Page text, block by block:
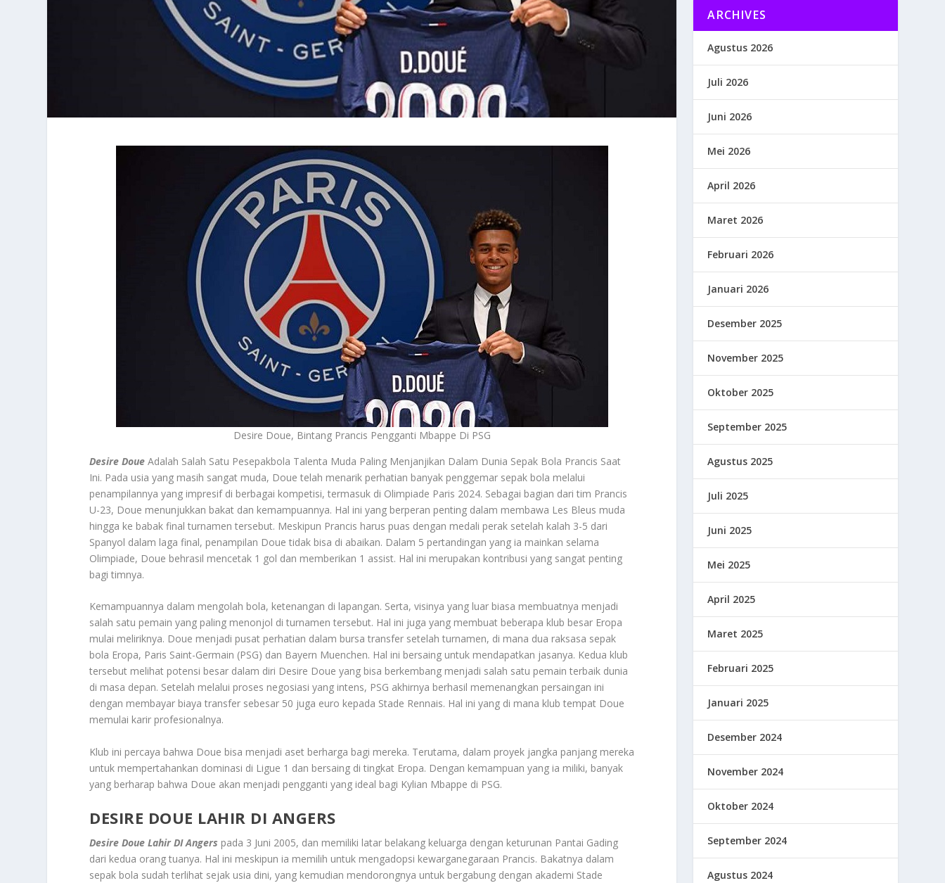
Desire Doue, Bintang Prancis Pengganti Mbappe Di PSG
Desire Doue Adalah Salah Satu Pesepakbola Talenta Muda Paling Menjanjikan Dalam Dunia Sepak Bola Prancis Saat
Ini. Pada usia yang masih sangat muda, Doue telah menarik perhatian banyak penggemar sepak bola melalui
penampilannya yang impresif di berbagai kompetisi, termasuk di Olimpiade Paris 2024. Sebagai bagian dari tim Prancis
U-23, Doue menunjukkan bakat dan kemampuannya. Hal ini yang berperan penting dalam membawa Les Bleus muda
hingga ke babak final turnamen tersebut. Meskipun Prancis harus puas dengan medali perak setelah kalah 3-5 dari
Spanyol dalam laga final, penampilan Doue tidak bisa di abaikan. Dalam 5 pertandingan yang ia mainkan selama
Olimpiade, Doue behrasil mencetak 1 gol dan memberikan 1 assist. Hal ini merupakan kontribusi yang sangat penting
bagi timnya.
Kemampuannya dalam mengolah bola, ketenangan di lapangan. Serta, visinya yang luar biasa membuatnya menjadi
salah satu pemain yang paling menonjol di turnamen tersebut. Hal ini juga yang membuat beberapa klub besar Eropa
mulai meliriknya. Doue menjadi pusat perhatian dalam bursa transfer setelah turnamen, di mana dua raksasa sepak
bola Eropa, Paris Saint-Germain (PSG) dan Bayern Muenchen. Hal ini bersaing untuk mendapatkan jasanya. Kedua klub
tersebut melihat potensi besar dalam diri Desire Doue yang bisa berkembang menjadi salah satu pemain terbaik dunia
di masa depan. Setelah melalui proses negosiasi yang intens, PSG akhirnya berhasil memenangkan persaingan ini
dengan membayar biaya transfer sebesar 50 juga euro kepada Stade Rennais. Hal ini yang di mana klub tempat Doue
memulai karir profesionalnya.
Klub ini percaya bahwa Doue bisa menjadi aset berharga bagi mereka. Terutama, dalam proyek jangka panjang mereka
untuk mempertahankan dominasi di Ligue 1 dan bersaing di tingkat Eropa. Dengan kemampuan yang ia miliki, banyak
yang berharap bahwa Doue akan menjadi pengganti yang ideal bagi Kylian Mbappe di PSG.
DESIRE DOUE LAHIR DI ANGERS
Desire Doue Lahir DI Angers pada 3 Juni 2005, dan memiliki latar belakang keluarga dengan keturunan Pantai Gading
dari kedua orang tuanya. Hal ini meskipun ia memilih untuk mengadopsi kewarganegaraan Prancis. Bakatnya dalam
sepak bola sudah terlihat sejak usia dini, yang kemudian mendorongnya untuk bergabung dengan akademi Stade
ARCHIVES
Agustus 2026
Juli 2026
Juni 2026
Mei 2026
April 2026
Maret 2026
Februari 2026
Januari 2026
Desember 2025
November 2025
Oktober 2025
September 2025
Agustus 2025
Juli 2025
Juni 2025
Mei 2025
April 2025
Maret 2025
Februari 2025
Januari 2025
Desember 2024
November 2024
Oktober 2024
September 2024
Agustus 2024